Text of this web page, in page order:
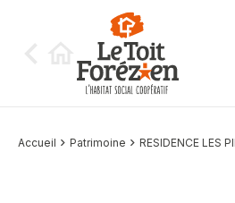
Accueil Patrimoine RESIDENCE LES